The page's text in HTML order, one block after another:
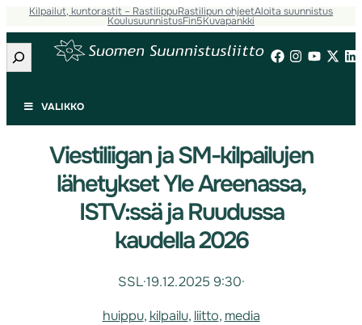
Kilpailut, kuntorastit – RastilippuRastilipun ohjeetAloita suunnistus
KoulusuunnistusFin5Kuvapankki
Etsi
VALIKKO
Viestiliigan ja SM-kilpailujen
lähetykset Yle Areenassa,
ISTV:ssä ja Ruudussa
kaudella 2026
SSL·19.12.2025 9:30·
huippu, kilpailu, liitto, media